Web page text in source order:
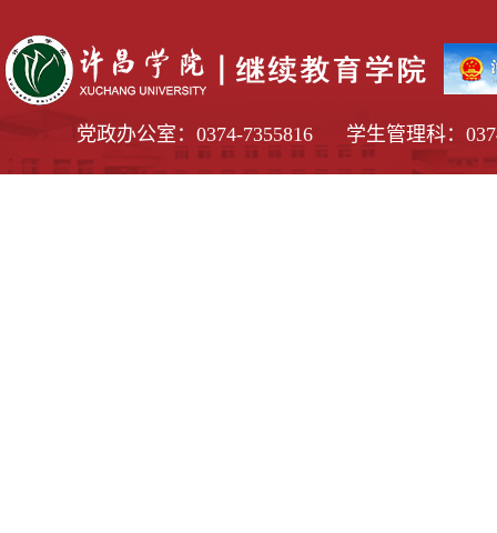
党政办公室：0374-7355816 学生管理科：